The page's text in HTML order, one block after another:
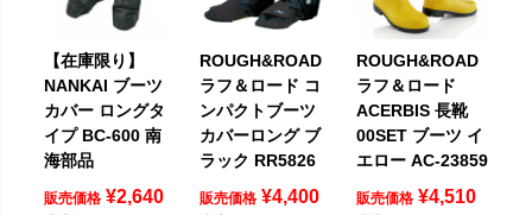
【在庫限り】
NANKAI ブーツ
カバー ロングタ
イプ BC-600 南
海部品
販売価格 ¥2,640
ROUGH&ROAD
ラフ＆ロード コ
ンパクトブーツ
カバーロング ブ
ラック RR5826
販売価格 ¥4,400
ROUGH&ROAD
ラフ＆ロード
ACERBIS 長靴
00SET ブーツ イ
エロー AC-23859
販売価格 ¥4,510